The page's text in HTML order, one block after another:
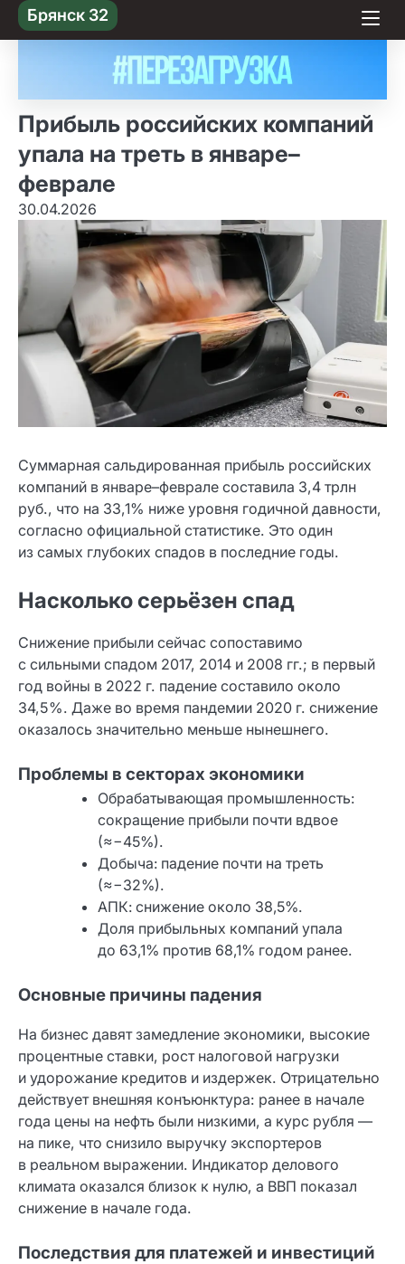
Skip
to content
Брянск 32
Прибыль российских компаний
упала на треть в январе–
феврале
30.04.2026
Суммарная сальдированная прибыль российских
компаний в январе–феврале составила 3,4 трлн
руб., что на 33,1% ниже уровня годичной давности,
согласно официальной статистике. Это один
из самых глубоких спадов в последние годы.
Насколько серьёзен спад
Снижение прибыли сейчас сопоставимо
с сильными спадом 2017, 2014 и 2008 гг.; в первый
год войны в 2022 г. падение составило около
34,5%. Даже во время пандемии 2020 г. снижение
оказалось значительно меньше нынешнего.
Проблемы в секторах экономики
Обрабатывающая промышленность:
сокращение прибыли почти вдвое
(≈−45%).
Добыча: падение почти на треть
(≈−32%).
АПК: снижение около 38,5%.
Доля прибыльных компаний упала
до 63,1% против 68,1% годом ранее.
Основные причины падения
На бизнес давят замедление экономики, высокие
процентные ставки, рост налоговой нагрузки
и удорожание кредитов и издержек. Отрицательно
действует внешняя конъюнктура: ранее в начале
года цены на нефть были низкими, а курс рубля —
на пике, что снизило выручку экспортеров
в реальном выражении. Индикатор делового
климата оказался близок к нулю, а ВВП показал
снижение в начале года.
Последствия для платежей и инвестиций